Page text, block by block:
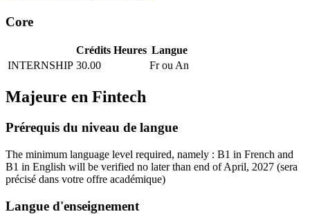
Core
Crédits Heures Langue
INTERNSHIP 30.00 Fr ou An
Majeure en Fintech
Prérequis du niveau de langue
The minimum language level required, namely : B1 in French and
B1 in English will be verified no later than end of April, 2027 (sera
précisé dans votre offre académique)
Langue d'enseignement